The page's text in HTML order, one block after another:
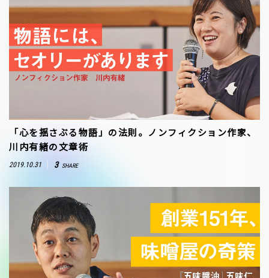
「心を揺さぶる物語」の法則。ノンフィクション作家、
川内有緒の文章術
2019.10.31 3 SHARE